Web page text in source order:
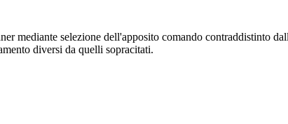
mediante selezione dell'apposito comando contraddistinto
diversi da quelli sopracitati.